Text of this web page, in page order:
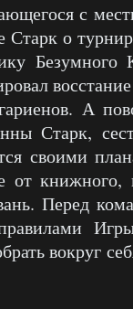
с
о
Безумного
А
Старк,
своими
от
Перед
вокруг